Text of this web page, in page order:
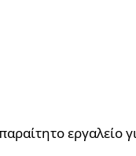
εργαλείο